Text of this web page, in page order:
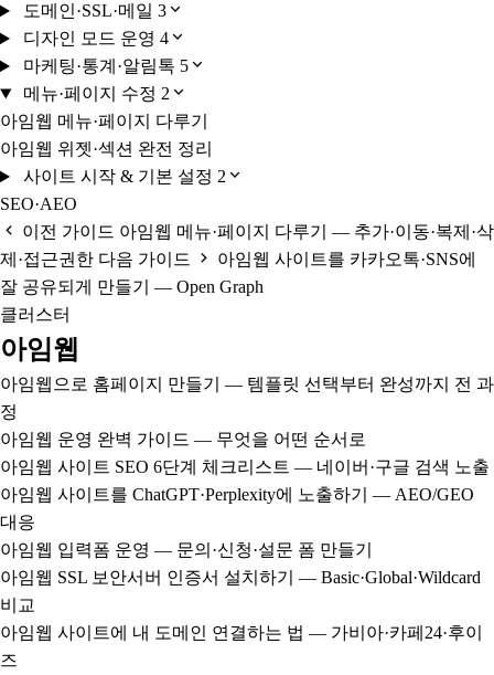
도메인·SSL·메일 3
디자인 모드 운영 4
마케팅·통계·알림톡 5
메뉴·페이지 수정 2
아임웹 메뉴·페이지 다루기
아임웹 위젯·섹션 완전 정리
사이트 시작 & 기본 설정 2
SEO·AEO
이전 가이드 아임웹 메뉴·페이지 다루기 — 추가·이동·복제·삭
제·접근권한 다음 가이드
아임웹 사이트를 카카오톡·SNS에
잘 공유되게 만들기 — Open Graph
클러스터
아임웹
아임웹으로 홈페이지 만들기 — 템플릿 선택부터 완성까지 전 과
정
아임웹 운영 완벽 가이드 — 무엇을 어떤 순서로
아임웹 사이트 SEO 6단계 체크리스트 — 네이버·구글 검색 노출
아임웹 사이트를 ChatGPT·Perplexity에 노출하기 — AEO/GEO
대응
아임웹 입력폼 운영 — 문의·신청·설문 폼 만들기
아임웹 SSL 보안서버 인증서 설치하기 — Basic·Global·Wildcard
비교
아임웹 사이트에 내 도메인 연결하는 법 — 가비아·카페24·후이
즈